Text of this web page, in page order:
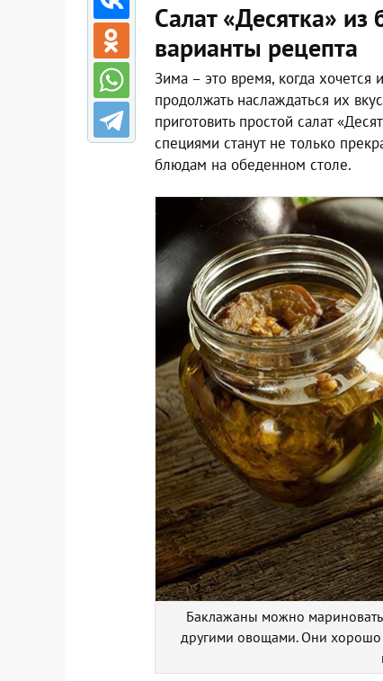
Салат «Десятка»
варианты рецепта
Зима – это время, когда
продолжать наслаждаться их
приготовить простой салат
специями станут не только
блюдам на обеденном столе.
Баклажаны можно мариновать
другими овощами. Они хорошо